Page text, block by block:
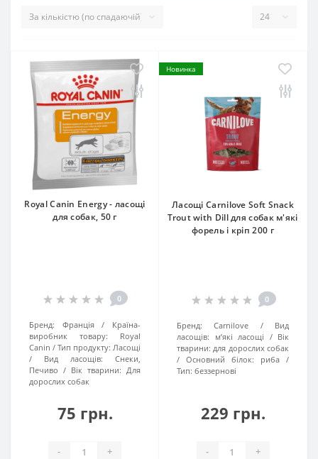
Royal Canin Energy - ласощі
для собак, 50 г
0
Бренд: Франція
Країна-
виробник товару:
Royal
Canin
Тип продукту: Ласощі
Вид ласощів:
Снеки,
Печиво
Вік тварини: Для
дорослих собак
75 грн.
- +
Новинка
Ласощі Carnilove Soft Snack
Trout with Dill для собак м'які
форель і кріп 200 г
0
Бренд: Carnilove
Вид
ласощів:
м’які ласощі
Вік
тварини: для дорослих собак
Основний білок:
риба
Тип: беззернові
229 грн.
- +